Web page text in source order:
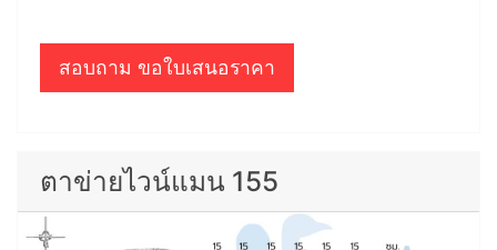
สอบถาม ขอใบเสนอราคา
ตาข่ายไวน์แมน 155